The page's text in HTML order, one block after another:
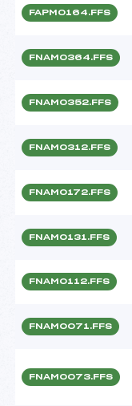
FAPM0164.FFS
FNAM0364.FFS
FNAM0352.FFS
FNAM0312.FFS
FNAM0172.FFS
FNAM0131.FFS
FNAM0112.FFS
FNAM0071.FFS
FNAM0073.FFS